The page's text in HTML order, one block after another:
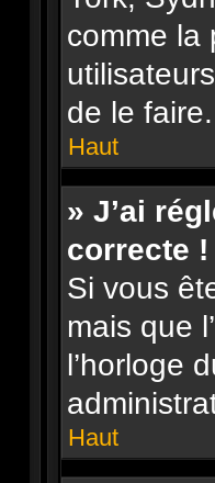
comme la
de le faire.
Haut
» J’ai
correcte !
Si vous
mais que
l’horloge
Haut